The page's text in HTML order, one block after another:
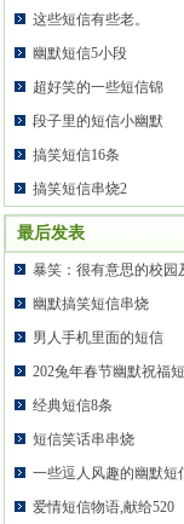
这些短信有些老。
幽默短信5小段
超好笑的一些短信锦
段子里的短信小幽默
搞笑短信16条
搞笑短信串烧2
最后发表
暴笑：很有意思的校园
幽默搞笑短信串烧
男人手机里面的短信
202兔年春节幽默祝福
经典短信8条
短信笑话串串烧
一些逗人风趣的幽默短
爱情短信物语,献给520